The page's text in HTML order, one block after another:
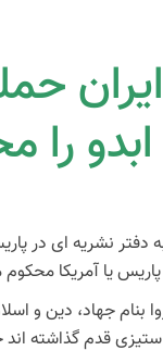
ابدو را
نشریه ای در
یا آمریکا
بنام جهاد، دین و
قدم گذاشته اند